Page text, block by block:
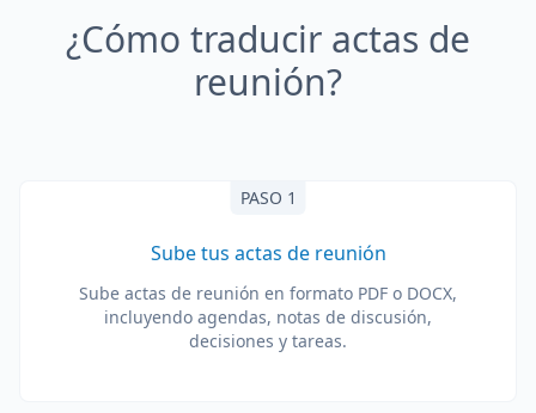
¿Cómo traducir actas de
reunión?
PASO 1
Sube tus actas de reunión
Sube actas de reunión en formato PDF o DOCX,
incluyendo agendas, notas de discusión,
decisiones y tareas.